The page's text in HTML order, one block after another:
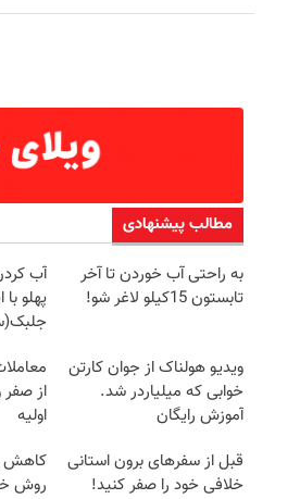
مطالب پیشنهادی
به راحتی آب خوردن تا آخر
تابستون 15کیلو لاغر شو!
آب
پهلو
ویدیو هولناک از جوان کارتن
خوابی که میلیاردر شد.
آموزش رایگان
اولیه
قبل از سفرهای برون استانی
خلافی خود را صفر کنید!
کاهش
روش